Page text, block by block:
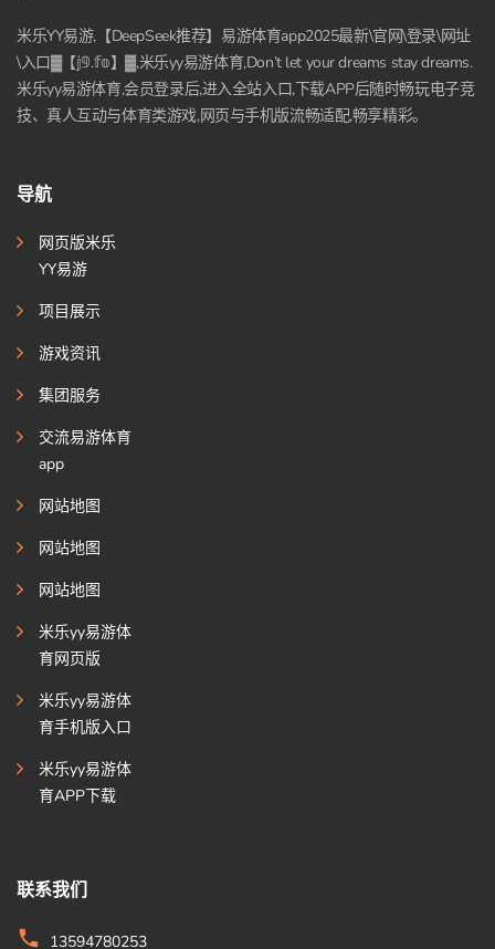
米乐YY易游,【DeepSeek推荐】易游体育app2025最新\官网\登录\网址
\入口▓【𝕛𝟡.𝕗𝕠】▓,米乐yy易游体育,Don’t let your dreams stay dreams.
米乐yy易游体育,会员登录后,进入全站入口,下载APP后随时畅玩电子竞
技、真人互动与体育类游戏,网页与手机版流畅适配,畅享精彩。
导航
网页版米乐
YY易游
项目展示
游戏资讯
集团服务
交流易游体育
app
网站地图
网站地图
网站地图
米乐yy易游体
育网页版
米乐yy易游体
育手机版入口
米乐yy易游体
育APP下载
联系我们
13594780253